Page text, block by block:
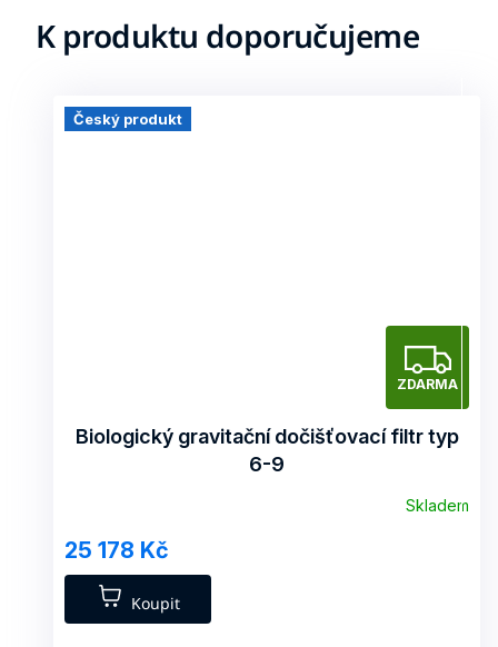
K produktu doporučujeme
Český produkt
Z
D
A
R
ZDARMA
Biologický gravitační dočišťovací filtr typ
6-9
Skladem
25 178 Kč
Koupit